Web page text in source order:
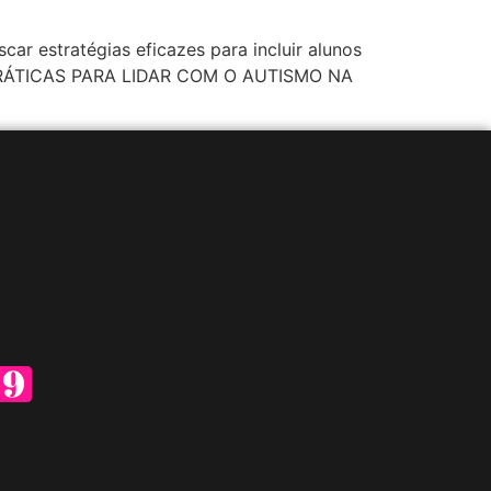
estratégias eficazes para incluir alunos
PARA LIDAR COM O AUTISMO NA